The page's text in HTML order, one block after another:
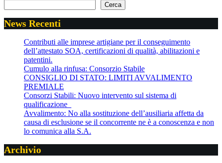
Cerca
News Recenti
Contributi alle imprese artigiane per il conseguimento
dell’attestato SOA, certificazioni di qualità, abilitazioni e
patentini.
Cumulo alla rinfusa: Consorzio Stabile
CONSIGLIO DI STATO: LIMITI AVVALIMENTO
PREMIALE
Consorzi Stabili: Nuovo intervento sul sistema di
qualificazione
Avvalimento: No alla sostituzione dell’ausiliaria affetta da
causa di esclusione se il concorrente ne è a conoscenza e non
lo comunica alla S.A.
Archivio